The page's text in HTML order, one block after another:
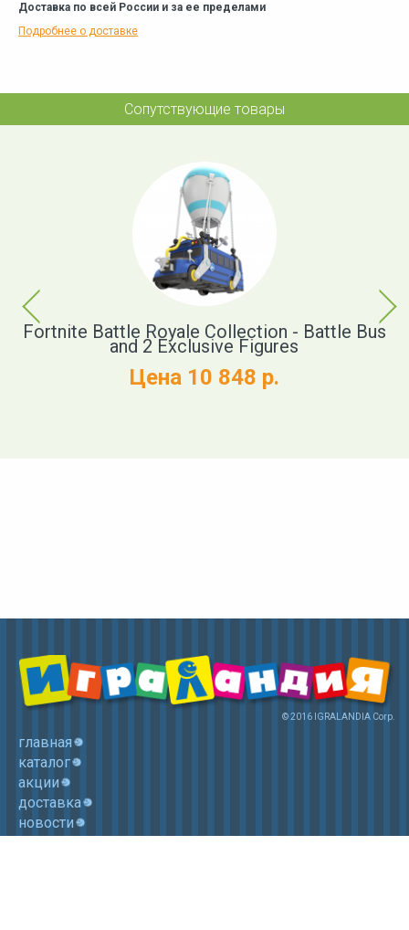
Доставка по всей России и за ее пределами
Подробнее о доставке
Сопутствующие товары
Previous
Fortnite Battle Royale Collection - Battle Bus
and 2 Exclusive Figures
Цена 10 848 р.
Next
© 2016 IGRALANDIA Corp.
главная
каталог
акции
доставка
новости